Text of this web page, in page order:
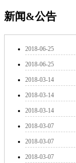
噻吩
筛
砷
试纸
锶
酸
钛
碳
糖
新闻&公告
2018-06-25
2018-06-25
2018-03-14
2018-03-14
2018-03-14
2018-03-07
2018-03-07
2018-03-07